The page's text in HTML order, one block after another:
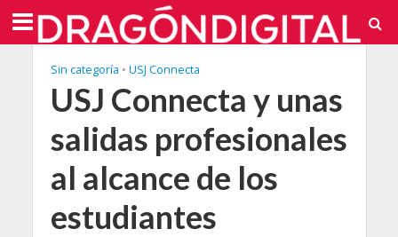
Sin categoría • USJ Connecta
USJ Connecta y unas
salidas profesionales
al alcance de los
estudiantes